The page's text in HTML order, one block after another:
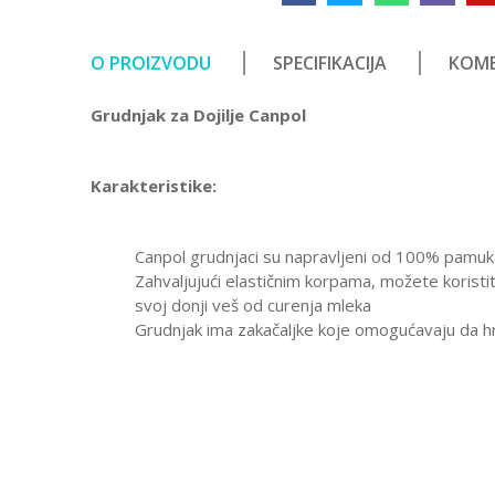
O PROIZVODU SPECIFIKACIJA
Grudnjak za Dojilje Canpol
Karakteristike:
Canpol grudnjaci su napravljeni od 100%
Zahvaljujući elastičnim korpama, možete
svoj donji veš od curenja mleka
Grudnjak ima zakačaljke koje omogućavaju